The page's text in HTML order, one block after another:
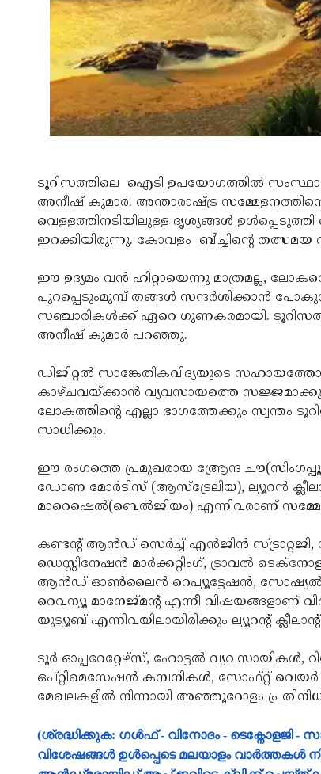
ടൂറിസത്തിലെ ഐടി ഉപയോഗത്തില്‍
അനീഷ് കുമാര്‍. അന്താരാഷ്ട്ര
വെള്ളത്തിനടിയിലുള്ള ദൃശ്യങ്ങള്‍
ഇറക്കിയിരുന്നു. കോവളം ബീച്ചിന്റെ
ഈ ഉദ്യമം വന്‍ ഹിറ്റായെന്നു മാത്രമല്ല,
പുറപ്പെടുംമുമ്പ് തങ്ങള്‍ സന്ദര്‍ശിക്കാന്‍
സഞ്ചാരികള്‍ക്ക് ഏറെ ഗുണകരമായി.
അനീഷ് കുമാര്‍ പറഞ്ഞു.
ഡിജിറ്റല്‍ സാങ്കേതികവിദ്യയുടെ
കാഴ്ചവയ്ക്കാന്‍ വ്യവസായത്തെ
ലോകത്തിന്റെ എല്ലാ ഭാഗത്തേക്കും സ്വന്തം
സാധിക്കും.
ഈ രംഗത്തെ പ്രമുഖരായ ആ്രേന്ദ
ഡോണ മോര്‍ടിസ് (ആസ്‌ട്രേലിയ), ല്യൂറന്‍
മാറെഷെല്‍(ബെല്‍ജിയം) എന്നിവരാണ്
കണ്ടന്റ് ആന്‍ഡ് സെര്‍ച്ച് എന്‍ജിന്‍
ഡെസ്റ്റിനേഷന്‍ മാര്‍ക്കറ്റിംഗ്, ട്രാവല്‍
ആന്‍ഡ് ഓണ്‍ലൈന്‍ റെപ്യൂട്ടേഷന്‍,
റെവന്യൂ മാനേജ്മന്റ് എന്നീ വിഷയങ്ങളാണ്
യുട്യൂബ് എന്നിവയിലായിരിക്കും ല്യൂറന്റ്
ടൂര്‍ ഓപ്പറേറ്റേഴ്‌സ്, ഹോട്ടല്‍ വ്യവസായികള്‍,
ഒപ്റ്റിമെസേഷന്‍ കമ്പനികള്‍, സോഫ്റ്റ് വെയര്‍
മേഖലകളില്‍ നിന്നായി അഞ്ഞൂറോളം
(ശ്രദ്ധിക്കുക: ഗൾഫ് - വിനോദം - ടെക്നോളജി -
വിശേഷങ്ങൾ ഉൾപ്പെടെ മലയാളം